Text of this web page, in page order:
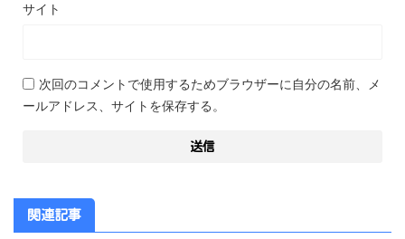
サイト
次回のコメントで使用するためブラウザーに自分の名前、メ
ールアドレス、サイトを保存する。
関連記事